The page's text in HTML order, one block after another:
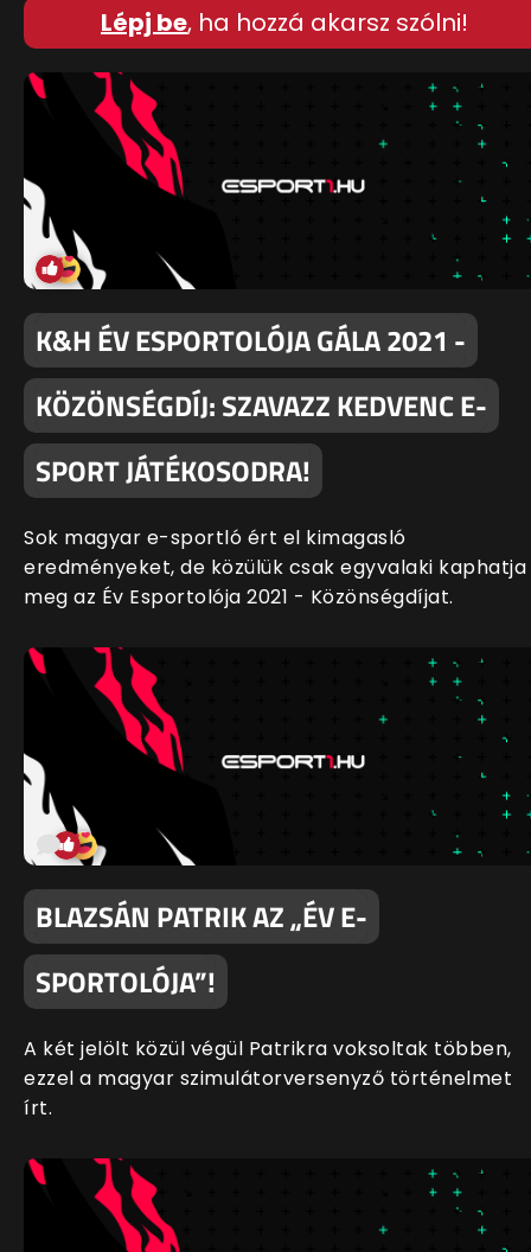
Lépj be, ha hozzá akarsz szólni!
K&H ÉV ESPORTOLÓJA GÁLA 2021 -
KÖZÖNSÉGDÍJ: SZAVAZZ KEDVENC E-
SPORT JÁTÉKOSODRA!
Sok magyar e-sportló ért el kimagasló
eredményeket, de közülük csak egyvalaki kaphatja
meg az Év Esportolója 2021 - Közönségdíjat.
BLAZSÁN PATRIK AZ „ÉV E-
SPORTOLÓJA”!
A két jelölt közül végül Patrikra voksoltak többen,
ezzel a magyar szimulátorversenyző történelmet
írt.